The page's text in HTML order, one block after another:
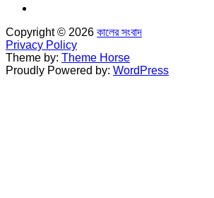
Copyright © 2026 কালের সংবাদ
Privacy Policy
Theme by: Theme Horse
Proudly Powered by: WordPress